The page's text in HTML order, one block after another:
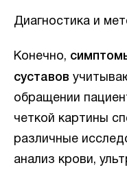
Диагностика и
Конечно,
суставов
обращении
четкой картины
различные
анализ крови,